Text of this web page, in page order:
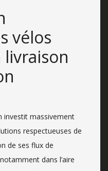
vélos
livraison
investit massivement
respectueuses de
de ses flux de
dans l’aire